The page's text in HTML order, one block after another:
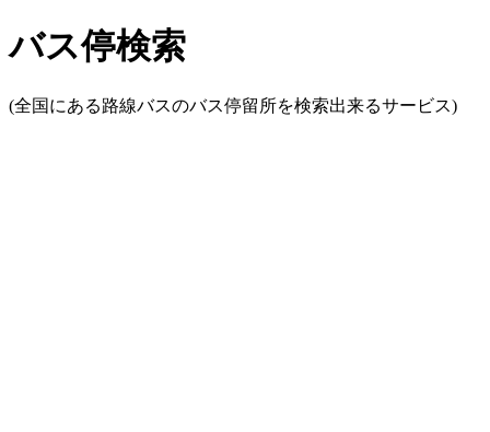
バス停検索
(全国にある路線バスのバス停留所を検索出来るサービス)